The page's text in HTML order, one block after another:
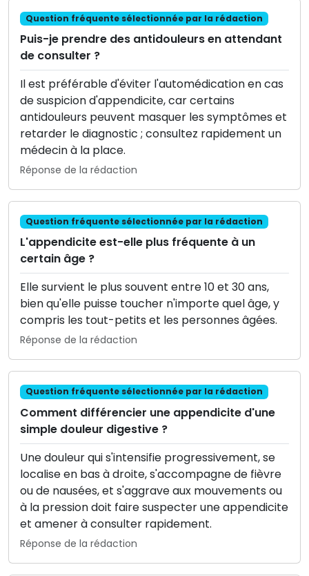
Question fréquente sélectionnée par la rédaction
Puis-je prendre des antidouleurs en attendant
de consulter ?
Il est préférable d'éviter l'automédication en cas
de suspicion d'appendicite, car certains
antidouleurs peuvent masquer les symptômes et
retarder le diagnostic ; consultez rapidement un
médecin à la place.
Réponse de la rédaction
Question fréquente sélectionnée par la rédaction
L'appendicite est-elle plus fréquente à un
certain âge ?
Elle survient le plus souvent entre 10 et 30 ans,
bien qu'elle puisse toucher n'importe quel âge, y
compris les tout-petits et les personnes âgées.
Réponse de la rédaction
Question fréquente sélectionnée par la rédaction
Comment différencier une appendicite d'une
simple douleur digestive ?
Une douleur qui s'intensifie progressivement, se
localise en bas à droite, s'accompagne de fièvre
ou de nausées, et s'aggrave aux mouvements ou
à la pression doit faire suspecter une appendicite
et amener à consulter rapidement.
Réponse de la rédaction